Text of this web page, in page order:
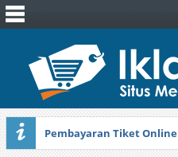
Pembayaran Tiket Online